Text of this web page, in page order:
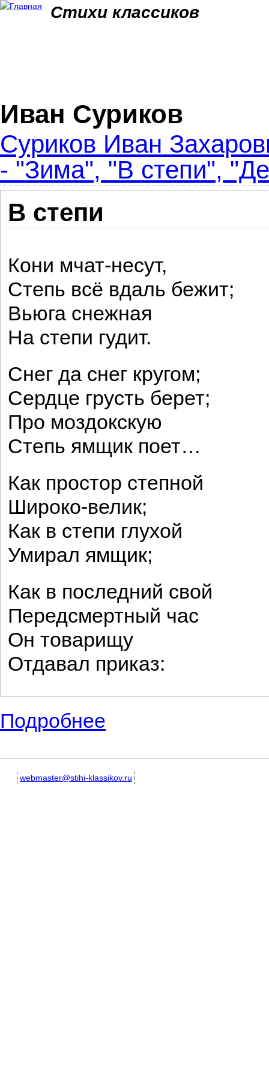
Стихи классиков
Иван Суриков
Суриков Иван
- "Зима", "В степи",
В степи
Кони мчат-несут,
Степь всё вдаль бежит;
Вьюга снежная
На степи гудит.
Снег да снег кругом;
Сердце грусть берет;
Про моздокскую
Степь ямщик поет…
Как простор степной
Широко-велик;
Как в степи глухой
Умирал ямщик;
Как в последний свой
Передсмертный час
Он товарищу
Отдавал приказ:
Подробнее
webmaster@stihi-klassikov.ru